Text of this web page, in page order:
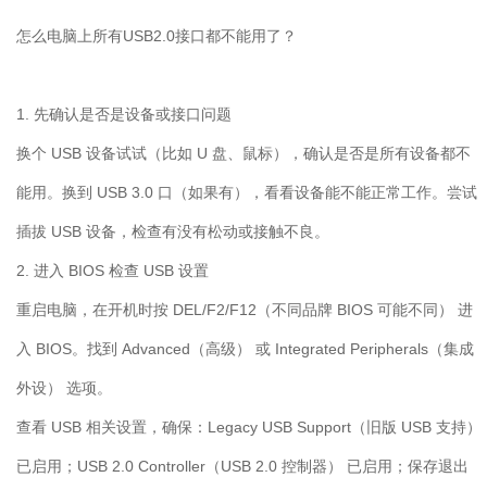
怎么电脑上所有USB2.0接口都不能用了？
1. 先确认是否是设备或接口问题
换个 USB 设备试试（比如 U 盘、鼠标），确认是否是所有设备都不
能用。换到 USB 3.0 口（如果有），看看设备能不能正常工作。尝试
插拔 USB 设备，检查有没有松动或接触不良。
2. 进入 BIOS 检查 USB 设置
重启电脑，在开机时按 DEL/F2/F12 （不同品牌 BIOS 可能不同） 进
入 BIOS。找到 Advanced （高级） 或 Integrated Peripherals （集成
外设） 选项。
查看 USB 相关设置，确保： Legacy USB Support （旧版 USB 支持）
已启用； USB 2.0 Controller （USB 2.0 控制器） 已启用；保存退出